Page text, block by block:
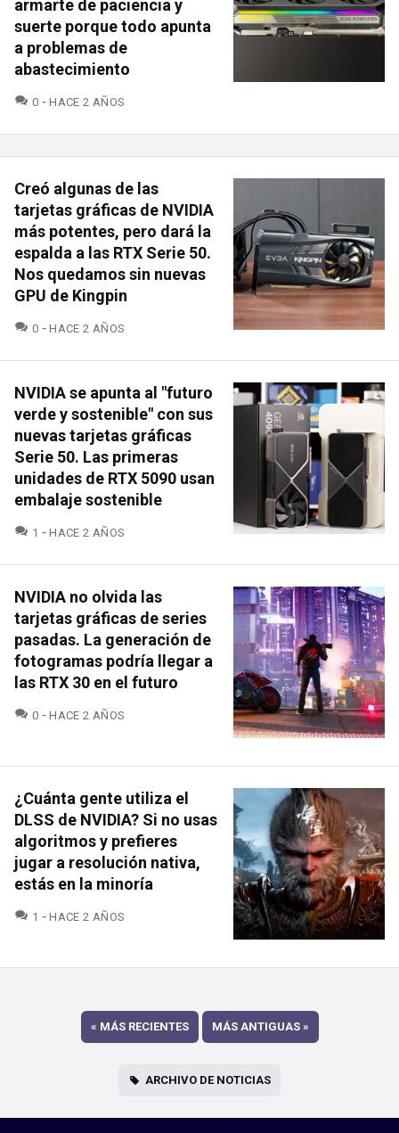
armarte de paciencia y
suerte porque todo apunta
a problemas de
abastecimiento
0 COMENTARIOS
HACE 2 AÑOS
Creó algunas de las
tarjetas gráficas de NVIDIA
más potentes, pero dará la
espalda a las RTX Serie 50.
Nos quedamos sin nuevas
GPU de Kingpin
0 COMENTARIOS
HACE 2 AÑOS
NVIDIA se apunta al "futuro
verde y sostenible" con sus
nuevas tarjetas gráficas
Serie 50. Las primeras
unidades de RTX 5090 usan
embalaje sostenible
1 COMENTARIOS
HACE 2 AÑOS
NVIDIA no olvida las
tarjetas gráficas de series
pasadas. La generación de
fotogramas podría llegar a
las RTX 30 en el futuro
0 COMENTARIOS
HACE 2 AÑOS
¿Cuánta gente utiliza el
DLSS de NVIDIA? Si no usas
algoritmos y prefieres
jugar a resolución nativa,
estás en la minoría
1 COMENTARIOS
HACE 2 AÑOS
« MÁS RECIENTES MÁS ANTIGUAS »
ARCHIVO DE NOTICIAS